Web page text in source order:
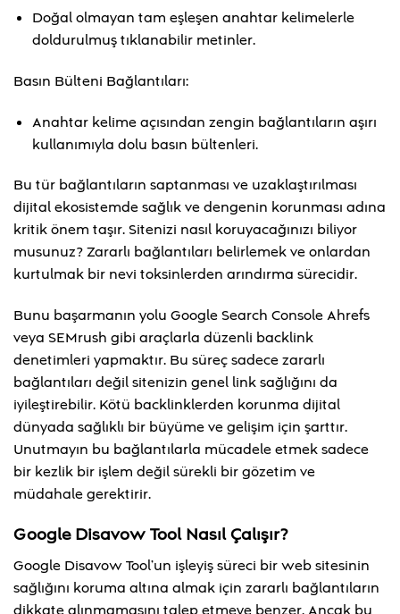
Doğal olmayan tam eşleşen anahtar kelimelerle
doldurulmuş tıklanabilir metinler.
Basın Bülteni Bağlantıları:
Anahtar kelime açısından zengin bağlantıların aşırı
kullanımıyla dolu basın bültenleri.
Bu tür bağlantıların saptanması ve uzaklaştırılması
dijital ekosistemde sağlık ve dengenin korunması adına
kritik önem taşır. Sitenizi nasıl koruyacağınızı biliyor
musunuz? Zararlı bağlantıları belirlemek ve onlardan
kurtulmak bir nevi toksinlerden arındırma sürecidir.
Bunu başarmanın yolu Google Search Console Ahrefs
veya SEMrush gibi araçlarla düzenli backlink
denetimleri yapmaktır. Bu süreç sadece zararlı
bağlantıları değil sitenizin genel link sağlığını da
iyileştirebilir. Kötü backlinklerden korunma dijital
dünyada sağlıklı bir büyüme ve gelişim için şarttır.
Unutmayın bu bağlantılarla mücadele etmek sadece
bir kezlik bir işlem değil sürekli bir gözetim ve
müdahale gerektirir.
Google Disavow Tool Nasıl Çalışır?
Google Disavow Tool’un işleyiş süreci bir web sitesinin
sağlığını koruma altına almak için zararlı bağlantıların
dikkate alınmamasını talep etmeye benzer. Ancak bu